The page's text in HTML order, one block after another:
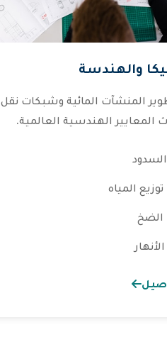
والهندسة
المنشآت المائية وشبكات نقل
المعايير الهندسية العالمية.
المياه